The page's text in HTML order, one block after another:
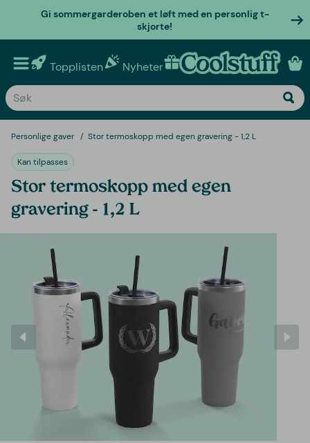
Gi sommergarderoben et løft med en personlig t-
skjorte!
Topplisten Nyheter Personlige gaver
Personlige gaver Stor termoskopp med egen gravering - 1,2 L
Kan tilpasses
Stor termoskopp med egen
gravering - 1,2 L